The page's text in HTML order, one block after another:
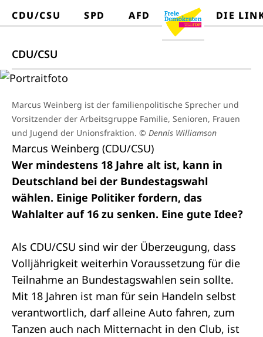
CDU/CSU SPD AFD DIE
CDU/CSU
Marcus Weinberg ist der familienpolitische Sprecher und
Vorsitzender der Arbeitsgruppe Familie, Senioren, Frauen
und Jugend der Unionsfraktion. © Dennis Williamson
Marcus Weinberg (CDU/CSU)
Wer mindestens 18 Jahre alt ist, kann in
Deutschland bei der Bundestagswahl
wählen. Einige Politiker fordern, das
Wahlalter auf 16 zu senken. Eine gute Idee?
Als CDU/CSU sind wir der Überzeugung, dass
Volljährigkeit weiterhin Voraussetzung für die
Teilnahme an Bundestagswahlen sein sollte.
Mit 18 Jahren ist man für sein Handeln selbst
verantwortlich, darf alleine Auto fahren, zum
Tanzen auch nach Mitternacht in den Club, ist